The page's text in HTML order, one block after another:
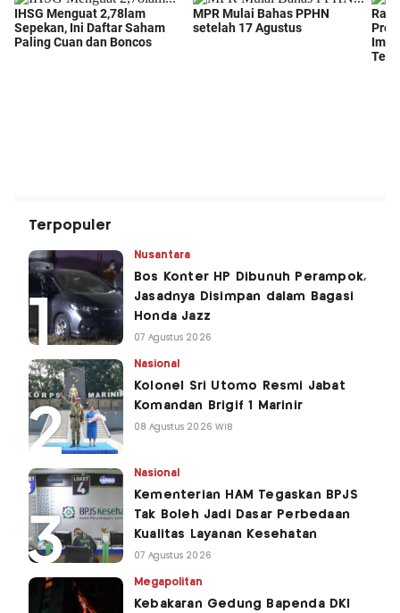
Terpopuler
Nusantara
Bos Konter HP Dibunuh Perampok,
Jasadnya Disimpan dalam Bagasi
Honda Jazz
07 Agustus 2026
Nasional
Kolonel Sri Utomo Resmi Jabat
Komandan Brigif 1 Marinir
08 Agustus 2026 WIB
Nasional
Kementerian HAM Tegaskan BPJS
Tak Boleh Jadi Dasar Perbedaan
Kualitas Layanan Kesehatan
07 Agustus 2026
Megapolitan
Kebakaran Gedung Bapenda DKI